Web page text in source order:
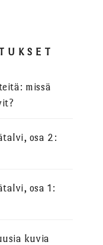
missä
osa 2:
osa 1:
kuvia